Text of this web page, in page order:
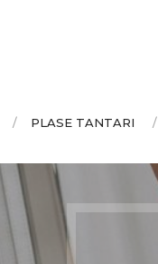
PLASE TANTARI